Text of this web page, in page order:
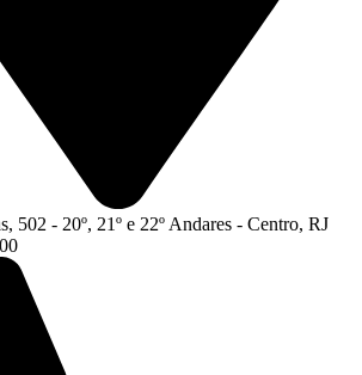
502 - 20º, 21º e 22º Andares - Centro, RJ